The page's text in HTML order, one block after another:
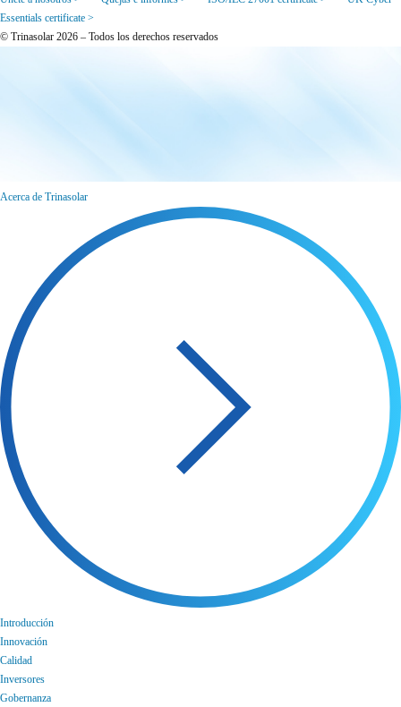
Essentials certificate >
© Trinasolar 2026 – Todos los derechos reservados
Acerca de Trinasolar
Introducción
Innovación
Calidad
Inversores
Gobernanza